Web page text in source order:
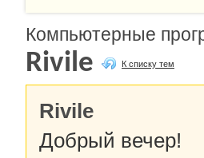
Компьютерные
Rivile К списку тем
Rivile
Добрый вечер!